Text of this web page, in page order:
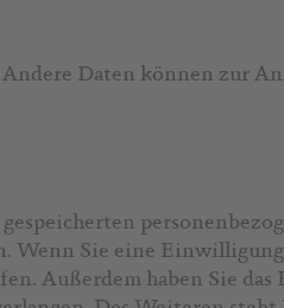
Daten können zur
Wenn Sie eine
Außerdem haben Sie das